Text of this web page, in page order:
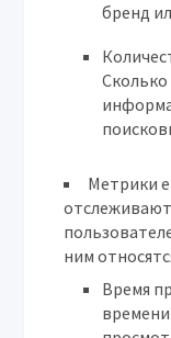
бренд
Сколько
Метрики
ним
Время